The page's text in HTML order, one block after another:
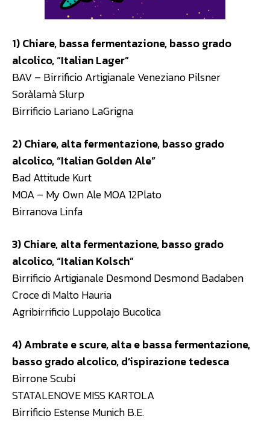
1) Chiare, bassa fermentazione, basso grado
alcolico, “Italian Lager”
BAV – Birrificio Artigianale Veneziano Pilsner
Soràlamà Slurp
Birrificio Lariano LaGrigna
2) Chiare, alta fermentazione, basso grado
alcolico, “Italian Golden Ale”
Bad Attitude Kurt
MOA – My Own Ale MOA 12Plato
Birranova Linfa
3) Chiare, alta fermentazione, basso grado
alcolico, “Italian Kolsch”
Birrificio Artigianale Desmond Desmond Badaben
Croce di Malto Hauria
Agribirrificio Luppolajo Bucolica
4) Ambrate e scure, alta e bassa fermentazione,
basso grado alcolico, d’ispirazione tedesca
Birrone Scubi
STATALENOVE MISS KARTOLA
Birrificio Estense Munich B.E.